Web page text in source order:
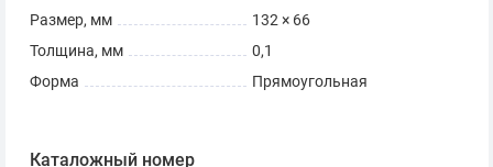
Размер, мм
132 × 66
Толщина, мм
0,1
Форма
Прямоугольная
Каталожный номер